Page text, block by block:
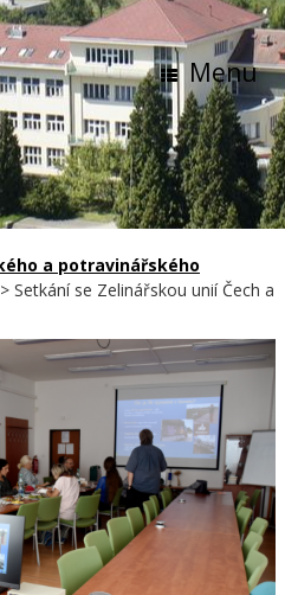
Menu
a potravinářského
> Setkání se Zelinářskou unií Čech a